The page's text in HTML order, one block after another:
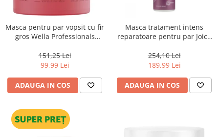
Masca pentru par vopsit cu fir
gros Wella Professionals
151,25 Lei
99,99 Lei
ADAUGA IN COS
Masca tratament intens
reparatoare pentru par Joico
Mask, 500 ml
254,10 Lei
189,99 Lei
ADAUGA IN COS